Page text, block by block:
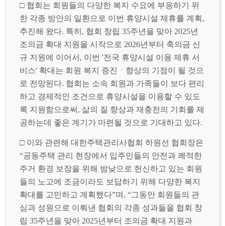
□ 협회는 회원들의 다양한 복지 수요에 부응하기 위
한 각종 방안의 일환으로 이번 휴양시설 제휴를 계획,
추진해 왔다. 특히, 협회 창립 35주년을 맞아 2025년
조의금 확대 지원을 시작으로 2026년부터 축의금 신
규 지원에 이어서, 이번 '전국 휴양시설 이용 제휴 서
비스' 확대는 회원 복지 증진ㆍ향상의 기점이 될 것으
로 전망된다. 협회는 소속 회원과 가족들이 보다 편리
하고 경제적인 조건으로 휴양시설을 이용할 수 있도
록 지원함으로써, 삶의 질 향상과 재충전의 기회를 제
공하는데 좋은 계기가 마련될 것으로 기대하고 있다.
□ 이와 관련해 대한주택관리사협회 하원선 협회장은
“공동주택 관리 현장에서 입주민들의 안전과 쾌적한
주거 환경 보장을 위해 밤낮으로 헌신하고 있는 회원
들의 노고에 조금이라도 보답하기 위해 다양한 복지
확대를 고민하고 계획했다”며, “그동안 회원들의 관
심과 성원으로 이뤄낸 협회의 각종 성과들을 협회 창
립 35주년을 맞아 2025년부터 조의금 확대 지원과